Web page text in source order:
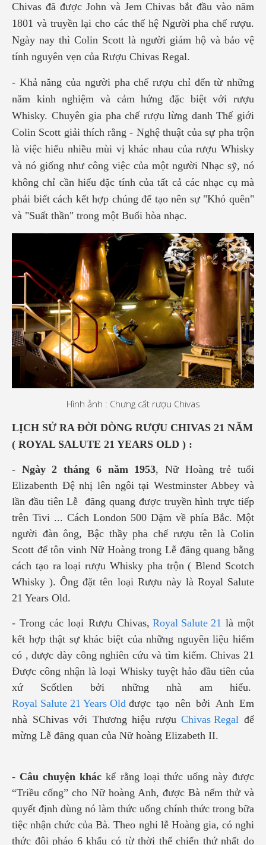
Chivas đã được John và Jem Chivas bắt đầu vào năm
1801 và truyền lại cho các thế hệ Người pha chế rượu.
Ngày nay thì Colin Scott là người giám hộ và bảo vệ
tính nguyên vẹn của Rượu Chivas Regal.
- Khả năng của người pha chế rượu chỉ đến từ những
năm kinh nghiệm và cảm hứng đặc biệt với rượu
Whisky. Chuyên gia pha chế rượu lừng danh Thế giới
Colin Scott giải thích rằng - Nghệ thuật của sự pha trộn
là việc hiểu nhiều mùi vị khác nhau của rượu Whisky
và nó giống như công việc của một người Nhạc sỹ, nó
không chỉ cần hiểu đặc tính của tất cả các nhạc cụ mà
phải biết cách kết hợp chúng để tạo nên sự "Khó quên"
và "Suất thần" trong một Buổi hòa nhạc.
Hình ảnh : Chưng cất rượu Chivas
LỊCH SỬ RA ĐỜI DÒNG RƯỢU CHIVAS 21 NĂM
( ROYAL SALUTE 21 YEARS OLD ) :
- Ngày 2 tháng 6 năm 1953, Nữ Hoàng trẻ tuổi
Elizabenth Đệ nhị lên ngôi tại Westminster Abbey và
lần đầu tiên Lễ đăng quang được truyền hình trực tiếp
trên Tivi ... Cách London 500 Dặm về phía Bắc. Một
người đàn ông, Bậc thầy pha chế rượu tên là Colin
Scott để tôn vinh Nữ Hoàng trong Lễ đăng quang bằng
cách tạo ra loại rượu Whisky pha trộn ( Blend Scotch
Whisky ). Ông đặt tên loại Rượu này là Royal Salute
21 Years Old.
- Trong các loại Rượu Chivas, Royal Salute 21 là một
kết hợp thật sự khác biệt của những nguyên liệu hiếm
có , được dày công nghiên cứu và tìm kiếm. Chivas 21
Được công nhận là loại Whisky tuyệt hảo đầu tiên của
xứ Scốtlen bởi những nhà am hiểu.
Royal Salute 21 Years Old được tạo nên bởi Anh Em
nhà SChivas với Thương hiệu rượuChivas Regal để
mừng Lễ đăng quan của Nữ hoàng Elizabeth II.
- Câu chuyện khác kể rằng loại thức uống này được
“Triều cống” cho Nữ hoàng Anh, được Bà nếm thử và
quyết định dùng nó làm thức uống chính thức trong bữa
tiệc nhận chức của Bà. Theo nghi lễ Hoàng gia, có nghi
thức đội pháo 6 khẩu có từ thời thế chiến thứ nhất do